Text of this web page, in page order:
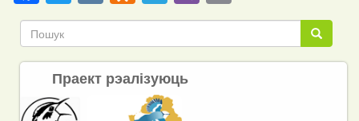
Link Пошук
Пошук
Праект рэалізуюць